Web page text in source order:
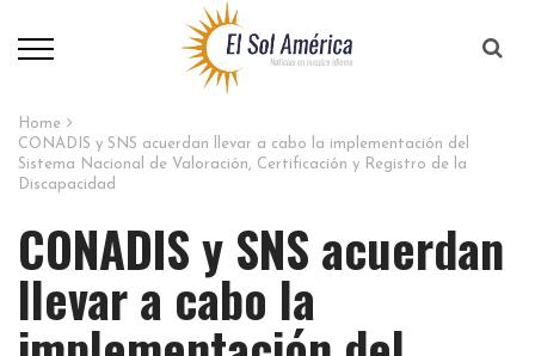
Home
CONADIS y SNS acuerdan llevar a cabo la implementación del
Sistema Nacional de Valoración, Certificación y Registro de la
Discapacidad
CONADIS y SNS acuerdan
llevar a cabo la